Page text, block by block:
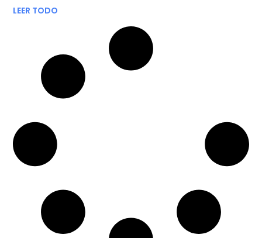
LEER TODO